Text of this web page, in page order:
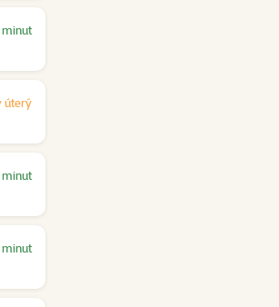
minut
úterý
minut
minut